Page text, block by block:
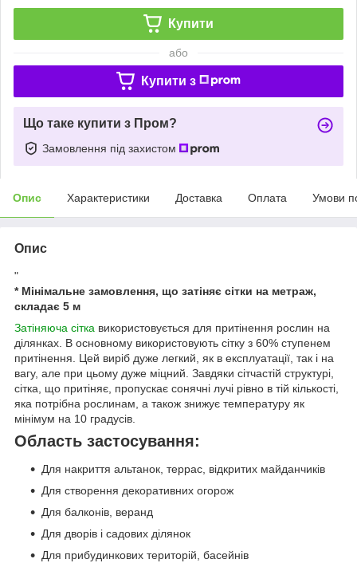
Купити
або
Купити з
Що таке купити з Пром?
Замовлення під захистом
Опис Характеристики Доставка Оплата Умови
Опис
"
* Мінімальне замовлення, що затіняє сітки на метраж,
складає 5 м
Затіняюча сітка використовується для притінення рослин на
ділянках. В основному використовують сітку з 60% ступенем
притінення. Цей виріб дуже легкий, як в експлуатації, так і на
вагу, але при цьому дуже міцний. Завдяки сітчастій структурі,
сітка, що притіняє, пропускає сонячні лучі рівно в тій кількості,
яка потрібна рослинам, а також знижує температуру як
мінімум на 10 градусів.
Область застосування:
Для накриття альтанок, террас, відкритих майданчиків
Для створення декоративних огорож
Для балконів, веранд
Для дворів і садових ділянок
Для прибудинкових територій, басейнів